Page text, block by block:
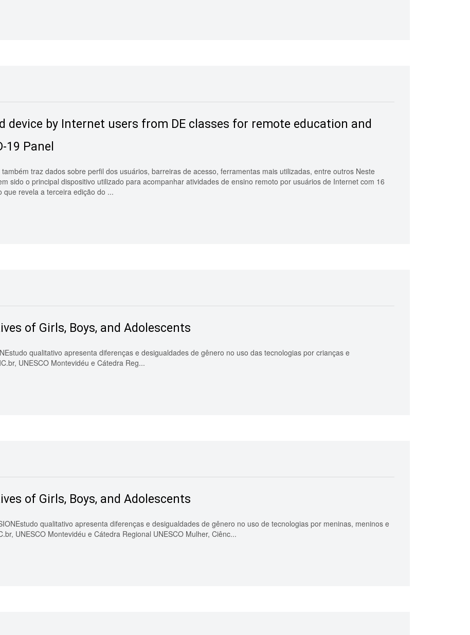
device by Internet users from DE classes for remote education and
19 Panel
traz dados sobre perfil dos usuários, barreiras de acesso, ferramentas mais utilizadas, entre outros Neste
sido o principal dispositivo utilizado para acompanhar atividades de ensino remoto por usuários de Internet com 16
que revela a terceira edição do ...
of Girls, Boys, and Adolescents
qualitativo apresenta diferenças e desigualdades de gênero no uso das tecnologias por crianças e
UNESCO Montevidéu e Cátedra Reg...
of Girls, Boys, and Adolescents
qualitativo apresenta diferenças e desigualdades de gênero no uso de tecnologias por meninas, meninos e
UNESCO Montevidéu e Cátedra Regional UNESCO Mulher, Ciênc...